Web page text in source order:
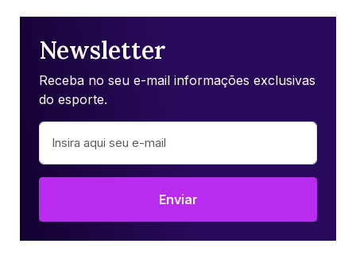
Newsletter
Receba no seu e-mail informações exclusivas
do esporte.
Enviar